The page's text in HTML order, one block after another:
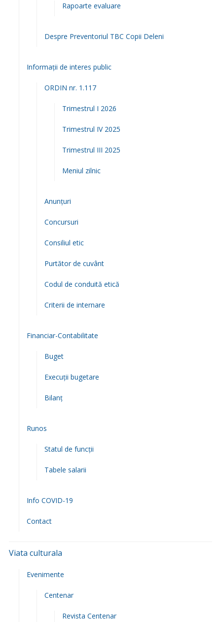
Rapoarte evaluare
Despre Preventoriul TBC Copii Deleni
Informații de interes public
ORDIN nr. 1.117
Trimestrul I 2026
Trimestrul IV 2025
Trimestrul III 2025
Meniul zilnic
Anunțuri
Concursuri
Consiliul etic
Purtător de cuvânt
Codul de conduită etică
Criterii de internare
Financiar-Contabilitate
Buget
Execuții bugetare
Bilanț
Runos
Statul de funcții
Tabele salarii
Info COVID-19
Contact
Viata culturala
Evenimente
Centenar
Revista Centenar